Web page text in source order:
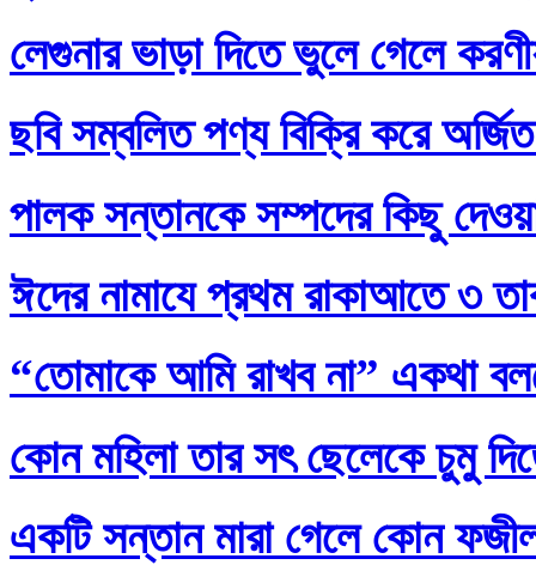
লেগুনার ভাড়া দিতে ভুলে গেলে
ছবি সম্বলিত পণ্য বিক্রি করে
পালক সন্তানকে সম্পদের কিছু
ঈদের নামাযে প্রথম রাকাআতে ৩
“তোমাকে আমি রাখব না” একথা
কোন মহিলা তার সৎ ছেলেকে চুমু
একটি সন্তান মারা গেলে কোন